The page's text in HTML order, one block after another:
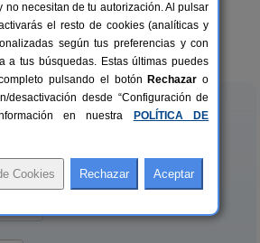
3-6 pers.
desde25 €
El Txakoli
(Álava)
no necesitan de tu autorización. Al pulsar
el resto de cookies (analíticas y
según tus preferencias y con
a tus búsquedas. Estas últimas puedes
pulsando el botón Rechazar o
desactivación desde “Configuración de
en nuestra
POLÍTICA DE